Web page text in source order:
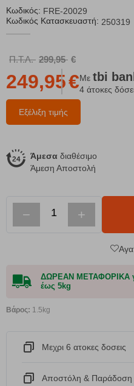
Κωδικός: FRE-20029
Κωδικός Κατασκευαστή: 250319
Π.Τ.Λ. 299,95 €
Εξέλιξη τιμής
249,95€Με tbi
4 άτοκες
Άμεσα διαθέσιμο
Άμεση Αποστολή
− +
ΔΩΡΕΑΝ ΜΕΤΑΦΟΡΙΚΑ
έως 5kg
Βάρος: 1.5kg
Μεχρι 6 ατοκες δοσεις
Αποστόλη & Παράδοση